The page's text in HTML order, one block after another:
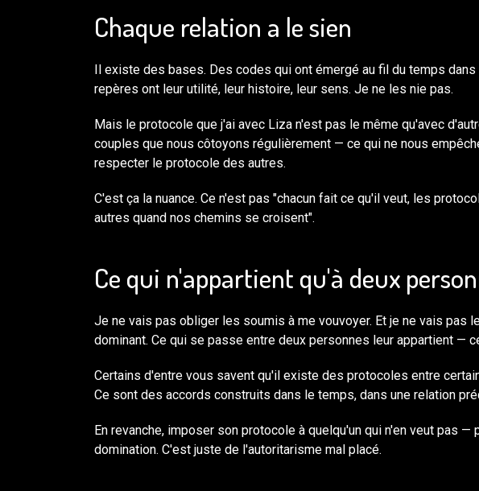
Chaque relation a le sien
Il existe des bases. Des codes qui ont émergé au fil du temps
repères ont leur utilité, leur histoire, leur sens. Je ne les nie pas.
Mais le protocole que j'ai avec Liza n'est pas le même qu'avec
couples que nous côtoyons régulièrement — ce qui ne nous
respecter le protocole des autres.
C'est ça la nuance. Ce n'est pas "chacun fait ce qu'il veut, les
autres quand nos chemins se croisent".
Ce qui n'appartient qu'à deux
Je ne vais pas obliger les soumis à me vouvoyer. Et je ne vais
dominant. Ce qui se passe entre deux personnes leur appartient —
Certains d'entre vous savent qu'il existe des protocoles entre
Ce sont des accords construits dans le temps, dans une relation
En revanche, imposer son protocole à quelqu'un qui n'en veut pas
domination. C'est juste de l'autoritarisme mal placé.